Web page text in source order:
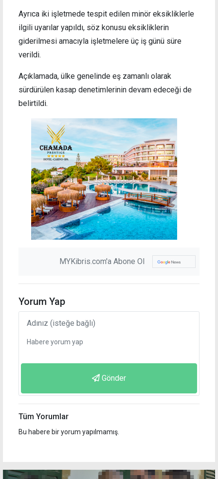
Ayrıca iki işletmede tespit edilen minör eksikliklerle
ilgili uyarılar yapıldı, söz konusu eksikliklerin
giderilmesi amacıyla işletmelere üç iş günü süre
verildi.
Açıklamada, ülke genelinde eş zamanlı olarak
sürdürülen kasap denetimlerinin devam edeceği de
belirtildi.
MYKibris.com'a Abone Ol
Yorum Yap
Gönder
Tüm Yorumlar
Bu habere bir yorum yapılmamış.